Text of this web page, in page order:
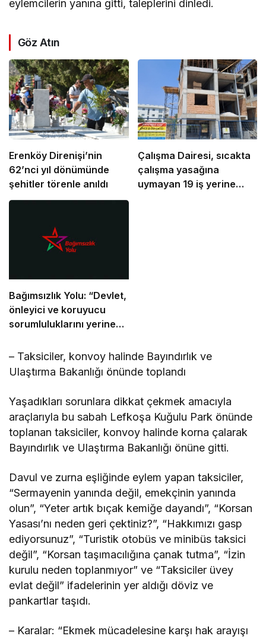
eylemcilerin yanına gitti, taleplerini dinledi.
Göz Atın
Erenköy Direnişi’nin
62’nci yıl dönümünde
şehitler törenle anıldı
Çalışma Dairesi, sıcakta
çalışma yasağına
uymayan 19 iş yerine
Bağımsızlık Yolu: “Devlet,
önleyici ve koruyucu
sorumluluklarını yerine
– Taksiciler, konvoy halinde Bayındırlık ve
Ulaştırma Bakanlığı önünde toplandı
Yaşadıkları sorunlara dikkat çekmek amacıyla
araçlarıyla bu sabah Lefkoşa Kuğulu Park önünde
toplanan taksiciler, konvoy halinde korna çalarak
Bayındırlık ve Ulaştırma Bakanlığı önüne gitti.
Davul ve zurna eşliğinde eylem yapan taksiciler,
“Sermayenin yanında değil, emekçinin yanında
olun”, “Yeter artık bıçak kemiğe dayandı”, “Korsan
Yasası’nı neden geri çektiniz?”, “Hakkımızı gasp
ediyorsunuz”, “Turistik otobüs ve minibüs taksici
değil”, “Korsan taşımacılığına çanak tutma”, “İzin
kurulu neden toplanmıyor” ve “Taksiciler üvey
evlat değil” ifadelerinin yer aldığı döviz ve
pankartlar taşıdı.
– Karalar: “Ekmek mücadelesine karşı hak arayışı